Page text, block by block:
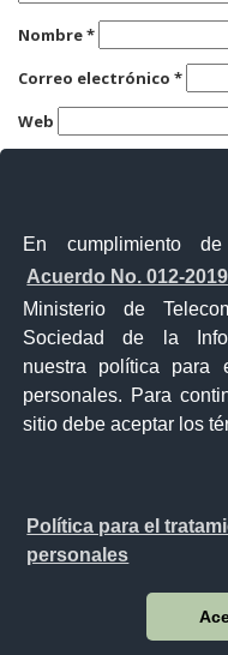
En cumplimiento
Acuerdo No. 012-2019
Ministerio de
Sociedad de la
nuestra política para
personales. Para
sitio debe aceptar los
Política para el
personales
Nombre*
Correo electrónico *
Web
Guarda mi nombre,
Ventanilla